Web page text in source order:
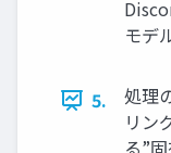
モデ
5.
処理
リン